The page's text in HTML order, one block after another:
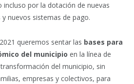
incluso por la dotación de nuevas
nuevos sistemas de pago.
queremos sentar las bases para
del municipio en la línea de
del municipio, sin
empresas y colectivos, para